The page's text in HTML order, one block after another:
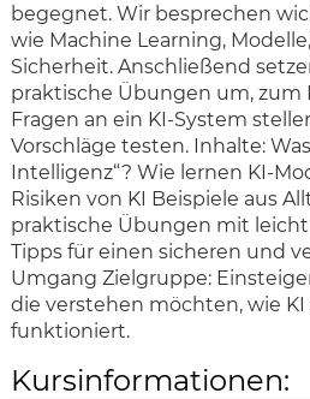
begegnet. Wir besprechen
wie Machine Learning,
Sicherheit. Anschließend
praktische Übungen um, zum
Fragen an ein KI-System
Vorschläge testen. Inhalte:
Intelligenz“? Wie lernen KI-
Risiken von KI Beispiele aus
praktische Übungen mit leicht
Tipps für einen sicheren und
Umgang Zielgruppe:
die verstehen möchten, wie
funktioniert.
Kursinformationen: